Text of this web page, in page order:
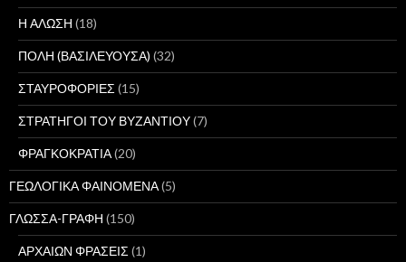
Η ΑΛΩΣΗ (18)
ΠΟΛΗ (ΒΑΣΙΛΕΥΟΥΣΑ) (32)
ΣΤΑΥΡΟΦΟΡΙΕΣ (15)
ΣΤΡΑΤΗΓΟΙ ΤΟΥ ΒΥΖΑΝΤΙΟΥ(7)
ΦΡΑΓΚΟΚΡΑΤΙΑ(20)
ΓΕΩΛΟΓΙΚΑ ΦΑΙΝΟΜΕΝΑ(5)
ΓΛΩΣΣΑ-ΓΡΑΦΗ (150)
ΑΡΧΑΙΩΝ ΦΡΑΣΕΙΣ (1)